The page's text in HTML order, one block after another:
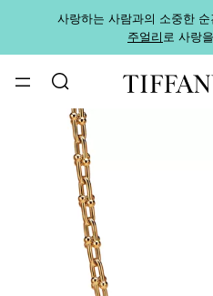
사랑하는 사람과의 소중한
주얼리로 사랑